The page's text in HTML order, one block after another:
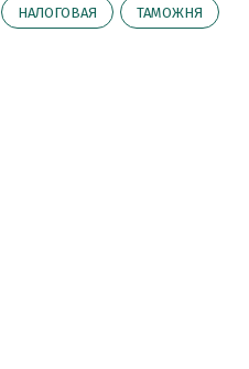
НАЛОГОВАЯ ТАМОЖНЯ